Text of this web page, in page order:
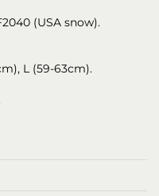
(USA snow).
L (59-63cm).